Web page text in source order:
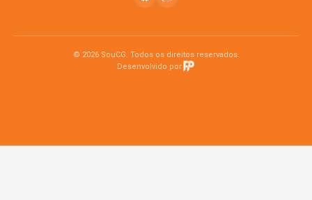
© 2026 SouCG. Todos os direitos reservados.
Desenvolvido por